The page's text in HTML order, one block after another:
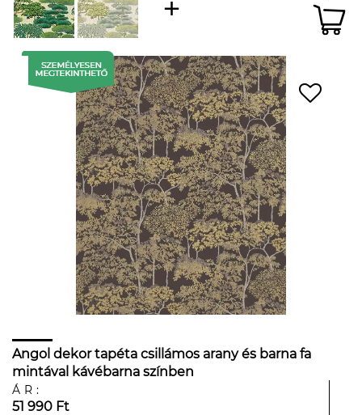
Angol dekor tapéta csillámos arany és barna fa
mintával kávébarna színben
ÁR:
51 990 Ft